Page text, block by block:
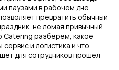
паузами в рабочем дне.
превратить обычный
не ломая привычный
Catering разберем, какое
и логистика и что
для сотрудников прошел